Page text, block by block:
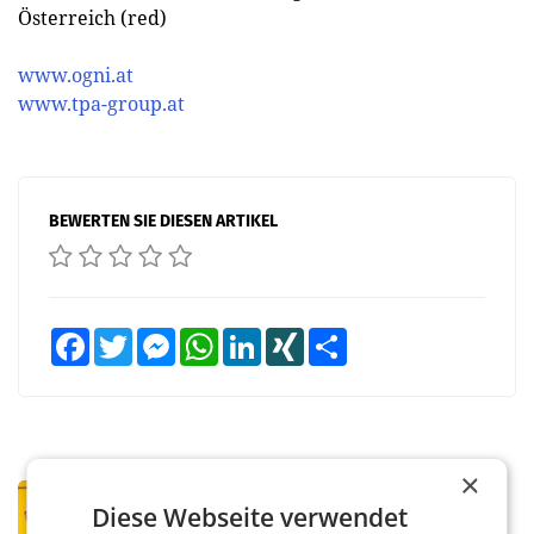
Österreich (red)
www.ogni.at
www.tpa-group.at
BEWERTEN SIE DIESEN ARTIKEL
FacebookTwitter MessengerWhatsAppLinkedInXING
Österreichische Post: Umsatzplus im
×
Diese Webseite verwendet